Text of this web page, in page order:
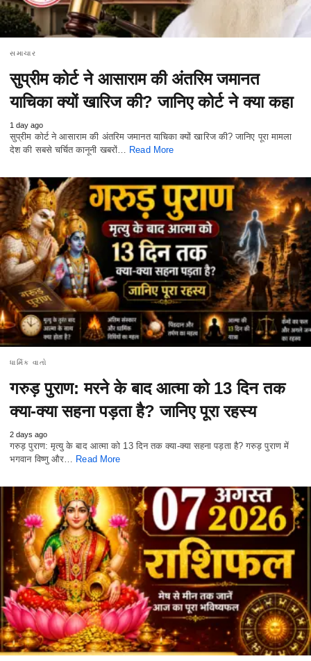
સમાચાર
सुप्रीम कोर्ट ने आसाराम की अंतरिम जमानत
याचिका क्यों खारिज की? जानिए कोर्ट ने क्या कहा
1 day ago
सुप्रीम कोर्ट ने आसाराम की अंतरिम जमानत याचिका क्यों खारिज की? जानिए पूरा मामला
देश की सबसे चर्चित कानूनी खबरों… Read More
ધાર્મિક વાતો
गरुड़ पुराण: मरने के बाद आत्मा को 13 दिन तक
क्या-क्या सहना पड़ता है? जानिए पूरा रहस्य
2 days ago
गरुड़ पुराण: मृत्यु के बाद आत्मा को 13 दिन तक क्या-क्या सहना पड़ता है? गरुड़ पुराण में
भगवान विष्णु और… Read More